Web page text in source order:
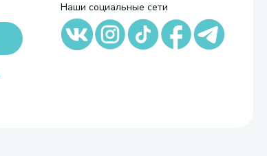
Наши социальные сети